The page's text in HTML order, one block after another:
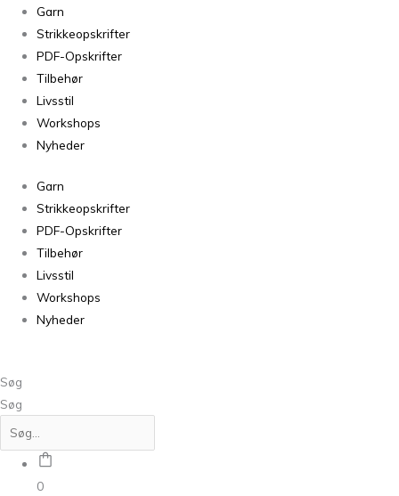
Garn
Strikkeopskrifter
PDF-Opskrifter
Tilbehør
Livsstil
Workshops
Nyheder
Garn
Strikkeopskrifter
PDF-Opskrifter
Tilbehør
Livsstil
Workshops
Nyheder
Søg
Søg
0
Lathyros
Filcolana
antal